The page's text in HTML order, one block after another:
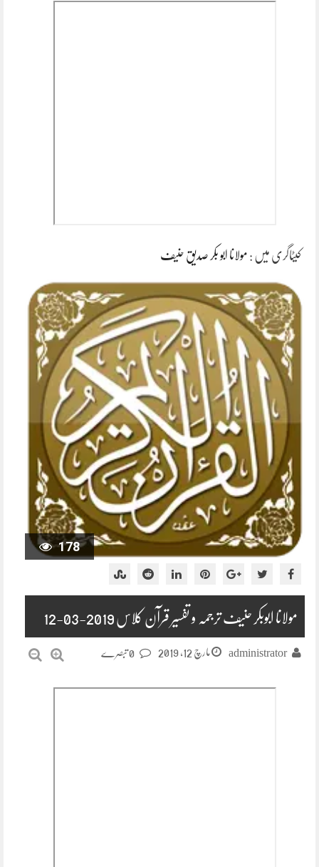
کیٹاگری میں : مولانا ابو بکر صدیق حنیف
178
مولانا ابوبکر حنیف ترجمہ و تفسیر قرآن کلاس 2019-03-12
administrator مارچ 12, 2019